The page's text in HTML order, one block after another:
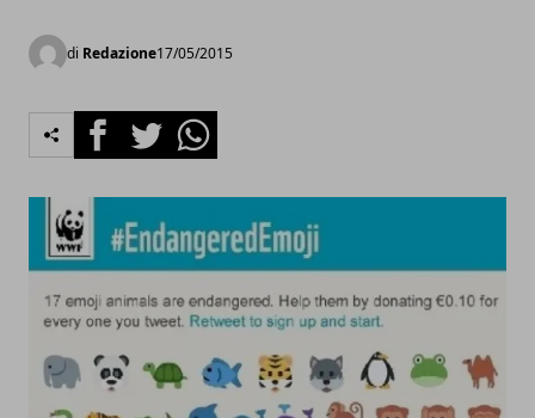
di Redazione17/05/2015
FacebookTwitterWhatsapp